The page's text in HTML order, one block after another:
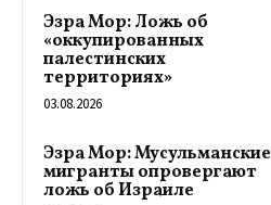
Эзра Мор: Ложь об
«оккупированных
палестинских
территориях»
03.08.2026
Эзра Мор: Мусульманские
мигранты опровергают
ложь об Израиле